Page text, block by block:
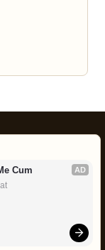
AD
Cum